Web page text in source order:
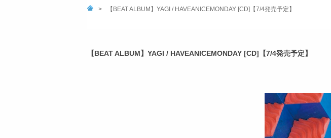
> 【BEAT ALBUM】YAGI / HAVEANICEMONDAY [CD]【7/4発売予定】
【BEAT ALBUM】YAGI / HAVEANICEMONDAY [CD]【7/4発売予定】